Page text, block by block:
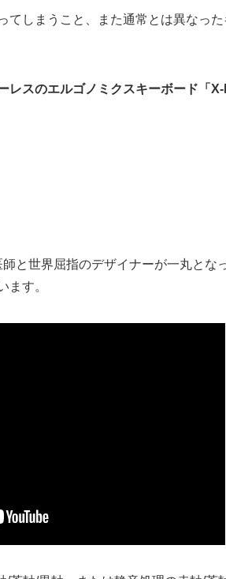
しまうこと、また通常とは異なっ
スのエルゴノミクスキーボード「X-
と世界屈指のデザイナーが一丸と
ます。